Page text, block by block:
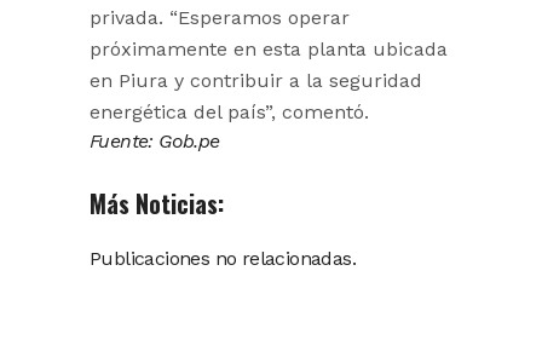
privada. “Esperamos operar
próximamente en esta planta ubicada
en Piura y contribuir a la seguridad
energética del país”, comentó.
Fuente: Gob.pe
Más Noticias:
Publicaciones no relacionadas.